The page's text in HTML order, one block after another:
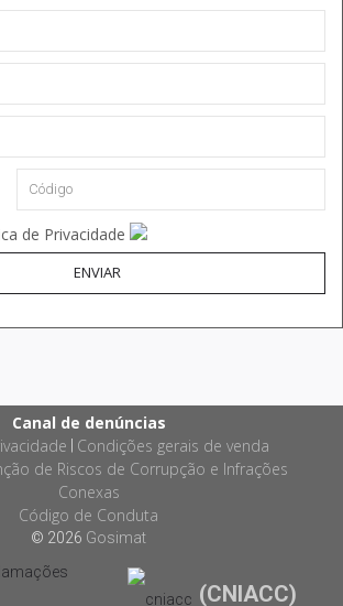
de Privacidade
ENVIAR
Canal de denúncias
Condições gerais de venda
de Riscos de Corrupção e Infrações
Conexas
Código de Conduta
© 2026 Gosimat
(CNIACC)